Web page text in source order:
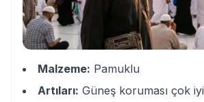
Malzeme: Pamuklu
Artıları: Güneş koruması çok iyi